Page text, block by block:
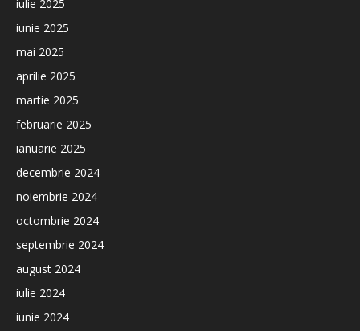
iulie 2025
iunie 2025
mai 2025
aprilie 2025
martie 2025
februarie 2025
ianuarie 2025
decembrie 2024
noiembrie 2024
octombrie 2024
septembrie 2024
august 2024
iulie 2024
iunie 2024